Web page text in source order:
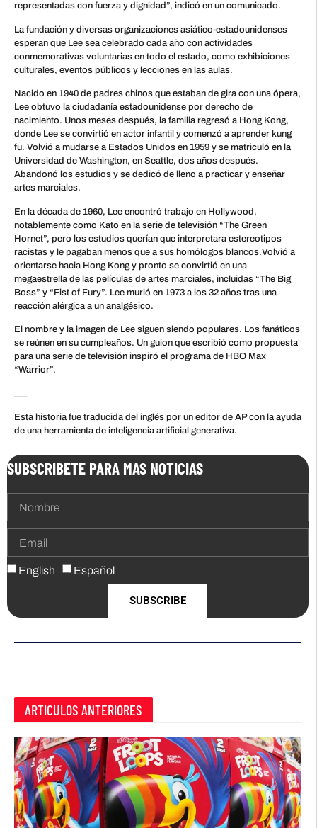
representadas con fuerza y dignidad”, indicó en un comunicado.
La fundación y diversas organizaciones asiático-estadounidenses
esperan que Lee sea celebrado cada año con actividades
conmemorativas voluntarias en todo el estado, como exhibiciones
culturales, eventos públicos y lecciones en las aulas.
Nacido en 1940 de padres chinos que estaban de gira con una ópera,
Lee obtuvo la ciudadanía estadounidense por derecho de
nacimiento. Unos meses después, la familia regresó a Hong Kong,
donde Lee se convirtió en actor infantil y comenzó a aprender kung
fu. Volvió a mudarse a Estados Unidos en 1959 y se matriculó en la
Universidad de Washington, en Seattle, dos años después.
Abandonó los estudios y se dedicó de lleno a practicar y enseñar
artes marciales.
En la década de 1960, Lee encontró trabajo en Hollywood,
notablemente como Kato en la serie de televisión “The Green
Hornet”, pero los estudios querían que interpretara estereotipos
racistas y le pagaban menos que a sus homólogos blancos.Volvió a
orientarse hacia Hong Kong y pronto se convirtió en una
megaestrella de las películas de artes marciales, incluidas “The Big
Boss” y “Fist of Fury”. Lee murió en 1973 a los 32 años tras una
reacción alérgica a un analgésico.
El nombre y la imagen de Lee siguen siendo populares. Los fanáticos
se reúnen en su cumpleaños. Un guion que escribió como propuesta
para una serie de televisión inspiró el programa de HBO Max
“Warrior”.
Esta historia fue traducida del inglés por un editor de AP con la ayuda
de una herramienta de inteligencia artificial generativa.
SUBSCRIBETE PARA MAS NOTICIAS
English Español
SUBSCRIBE
ARTICULOS ANTERIORES